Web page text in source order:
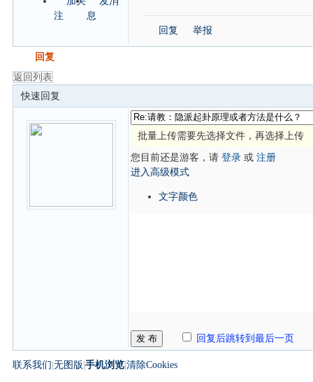
注
息
回复 举报
回复
返回列表
快速回复
批量上传需要先选择文件，再选择上传
您目前还是游客，请 登录或 注册
进入高级模式
文字颜色
发 布 回复后跳转到最后一页
联系我们 无图版 手机浏览| 清除Cookies